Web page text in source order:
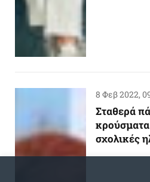
8 Φεβ 2022,
Σταθερά
σχολικές